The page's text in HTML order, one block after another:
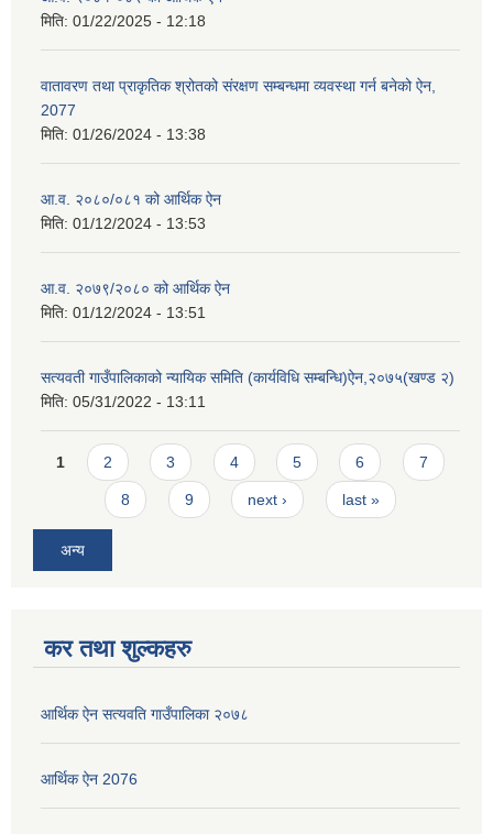
मिति: 01/22/2025 - 12:18
वातावरण तथा प्राकृतिक श्रोतको संरक्षण सम्बन्धमा व्यवस्था गर्न बनेको ऐन,
2077
मिति: 01/26/2024 - 13:38
आ.व. २०८०/०८१ को आर्थिक ऐन
मिति: 01/12/2024 - 13:53
आ.व. २०७९/२०८० को आर्थिक ऐन
मिति: 01/12/2024 - 13:51
सत्यवती गाउँपालिकाको न्यायिक समिति (कार्यविधि सम्बन्धि)ऐन,२०७५(खण्ड २)
मिति: 05/31/2022 - 13:11
Pages
1 2 3 4 5 6 7
8 9 next › last »
अन्य
कर तथा शुल्कहरु
आर्थिक ऐन सत्यवति गाउँपालिका २०७८
आर्थिक ऐन 2076